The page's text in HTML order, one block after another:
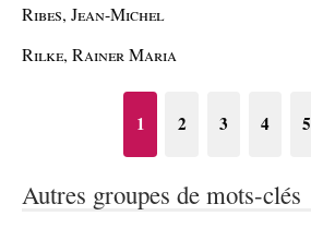
Ribes, Jean-Michel
Rilke, Rainer Maria
1 2 3 4 5
Autres groupes de mots-clés